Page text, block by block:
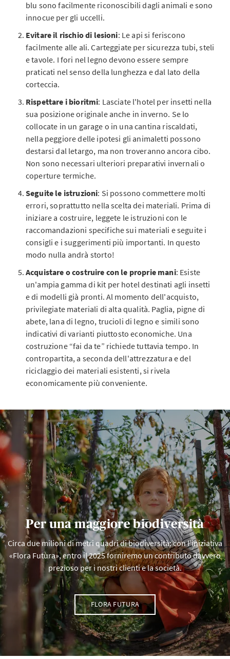
blu sono facilmente riconoscibili dagli animali e sono
innocue per gli uccelli.
Evitare il rischio di lesioni: Le api si feriscono
facilmente alle ali. Carteggiate per sicurezza tubi, steli
e tavole. I fori nel legno devono essere sempre
praticati nel senso della lunghezza e dal lato della
corteccia.
Rispettare i bioritmi: Lasciate l'hotel per insetti nella
sua posizione originale anche in inverno. Se lo
collocate in un garage o in una cantina riscaldati,
nella peggiore delle ipotesi gli animaletti possono
destarsi dal letargo, ma non troveranno ancora cibo.
Non sono necessari ulteriori preparativi invernali o
coperture termiche.
Seguite le istruzioni: Si possono commettere molti
errori, soprattutto nella scelta dei materiali. Prima di
iniziare a costruire, leggete le istruzioni con le
raccomandazioni specifiche sui materiali e seguite i
consigli e i suggerimenti più importanti. In questo
modo nulla andrà storto!
Acquistare o costruire con le proprie mani: Esiste
un'ampia gamma di kit per hotel destinati agli insetti
e di modelli già pronti. Al momento dell'acquisto,
privilegiate materiali di alta qualità. Paglia, pigne di
abete, lana di legno, trucioli di legno e simili sono
indicativi di varianti piuttosto economiche. Una
costruzione “fai da te” richiede tuttavia tempo. In
contropartita, a seconda dell'attrezzatura e del
riciclaggio dei materiali esistenti, si rivela
economicamente più conveniente.
Per una maggiore biodiversità
Circa due milioni di metri quadri di biodiversità: con l’iniziativa
«Flora Futura», entro il 2025 forniremo un contributo davvero
prezioso per i nostri clienti e la società.
FLORA FUTURA